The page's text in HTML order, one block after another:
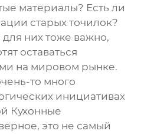
материалы? Есть ли
старых точилок?
них тоже важно,
оставаться
на мировом рынке.
то много
инициативах
Кухонные
это не самый